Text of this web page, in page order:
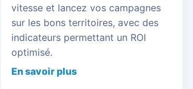
vitesse et lancez vos campagnes
sur les bons territoires, avec des
indicateurs permettant un ROI
optimisé.
En savoir plus